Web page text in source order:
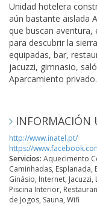
Unidad hotelera
aún bastante aislada
que buscan aventura,
para descubrir la
equipadas, bar,
jacuzzi, gimnasio,
Aparcamiento privado.
INFORMACIÓN
http://www.inatel.pt/
https://
Servicios: Aquecimento
Caminhadas,
Ginásio, Internet,
Piscina Interior,
de Jogos, Sauna, Wifi